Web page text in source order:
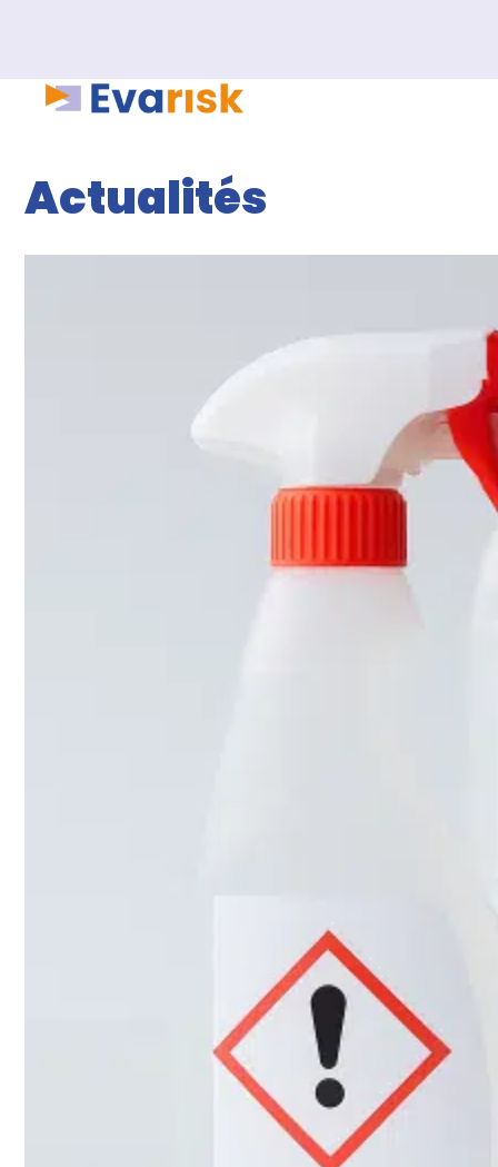
Actualités